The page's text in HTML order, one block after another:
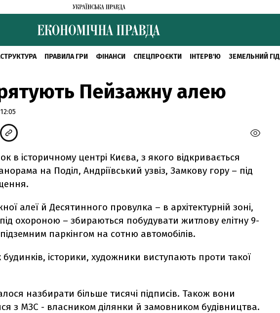
ПРАВИЛА ГРИ ФІНАНСИ СПЕЦПРОЄКТИ ІНТЕРВ'Ю ЗЕМЕЛЬНИЙ ГІД
Пейзажну алею
в історичному центрі Києва, з якого відкривається
на Поділ, Андріївський узвіз, Замкову гору – під
алеї й Десятинного провулка – в архітектурній зоні,
охороною – збираються побудувати житлову елітну 9-
паркінгом на сотню автомобілів.
будинків, історики, художники виступають проти такої
назбирати більше тисячі підписів. Також вони
з МЗС - власником ділянки й замовником будівництва.